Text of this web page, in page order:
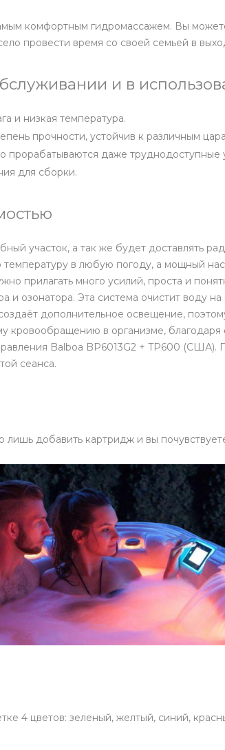
комфортным гидромассажем. Вы
провести время со своей семьей в
и в
и низкая температура.
прочности, устойчив к различным
прорабатываются даже труднодоступные
для сборки.
участок, а так же будет доставлять
в любую погоду, а мощный
прилагать много усилий, проста и
озонатора. Эта система очистит воду
дополнительное освещение,
кровообращению в организме,
Balboa BP6013G2 + TP600 (США).
сеанса.
добавить картридж и вы
4 цветов: зеленый, желтый, синий,